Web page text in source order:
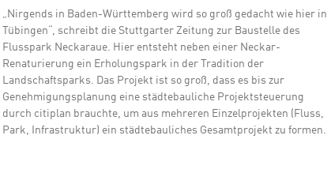
„Nirgends in Baden-Württemberg wird so groß gedacht wie hier in
Tübingen“, schreibt die Stuttgarter Zeitung zur Baustelle des
Flusspark Neckaraue. Hier entsteht neben einer Neckar-
Renaturierung ein Erholungspark in der Tradition der
Landschaftsparks. Das Projekt ist so groß, dass es bis zur
Genehmigungsplanung eine städtebauliche Projektsteuerung
durch citiplan brauchte, um aus mehreren Einzelprojekten (Fluss,
Park, Infrastruktur) ein städtebauliches Gesamtprojekt zu formen.